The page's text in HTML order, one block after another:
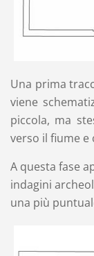
Una prima
viene
piccola, ma
verso il fiume e
A questa fase
indagini
una più